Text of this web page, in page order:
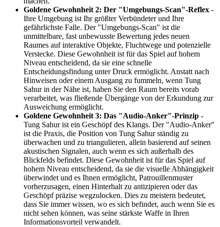
Goldene Gewohnheit 2: Der "Umgebungs-Scan"-Reflex -
Ihre Umgebung ist Ihr größter Verbündeter und Ihre
gefährlichste Falle. Der "Umgebungs-Scan" ist die
unmittelbare, fast unbewusste Bewertung jedes neuen
Raumes auf interaktive Objekte, Fluchtwege und potenzielle
Verstecke. Diese Gewohnheit ist für das Spiel auf hohem
Niveau entscheidend, da sie eine schnelle
Entscheidungsfindung unter Druck ermöglicht. Anstatt nach
Hinweisen oder einem Ausgang zu fummeln, wenn Tung
Sahur in der Nähe ist, haben Sie den Raum bereits vorab
verarbeitet, was fließende Übergänge von der Erkundung zur
Ausweichung ermöglicht.
Goldene Gewohnheit 3: Das "Audio-Anker"-Prinzip -
Tung Sahur ist ein Geschöpf des Klangs. Der "Audio-Anker"
ist die Praxis, die Position von Tung Sahur ständig zu
überwachen und zu triangulieren, allein basierend auf seinen
akustischen Signalen, auch wenn es sich außerhalb des
Blickfelds befindet. Diese Gewohnheit ist für das Spiel auf
hohem Niveau entscheidend, da sie die visuelle Abhängigkeit
überwindet und es Ihnen ermöglicht, Patrouillenmuster
vorherzusagen, einen Hinterhalt zu antizipieren oder das
Geschöpf präzise wegzulocken. Dies zu meistern bedeutet,
dass Sie immer wissen, wo es sich befindet, auch wenn Sie es
nicht sehen können, was seine stärkste Waffe in Ihren
Informationsvorteil verwandelt.